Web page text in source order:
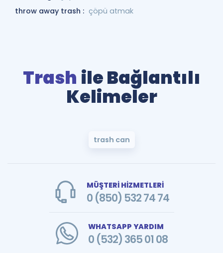
throw away trash : çöpü atmak
Trash ile Bağlantılı
Kelimeler
trash can
MÜŞTERİ HİZMETLERİ
0 (850) 532 74 74
WHATSAPP YARDIM
0 (532) 365 01 08